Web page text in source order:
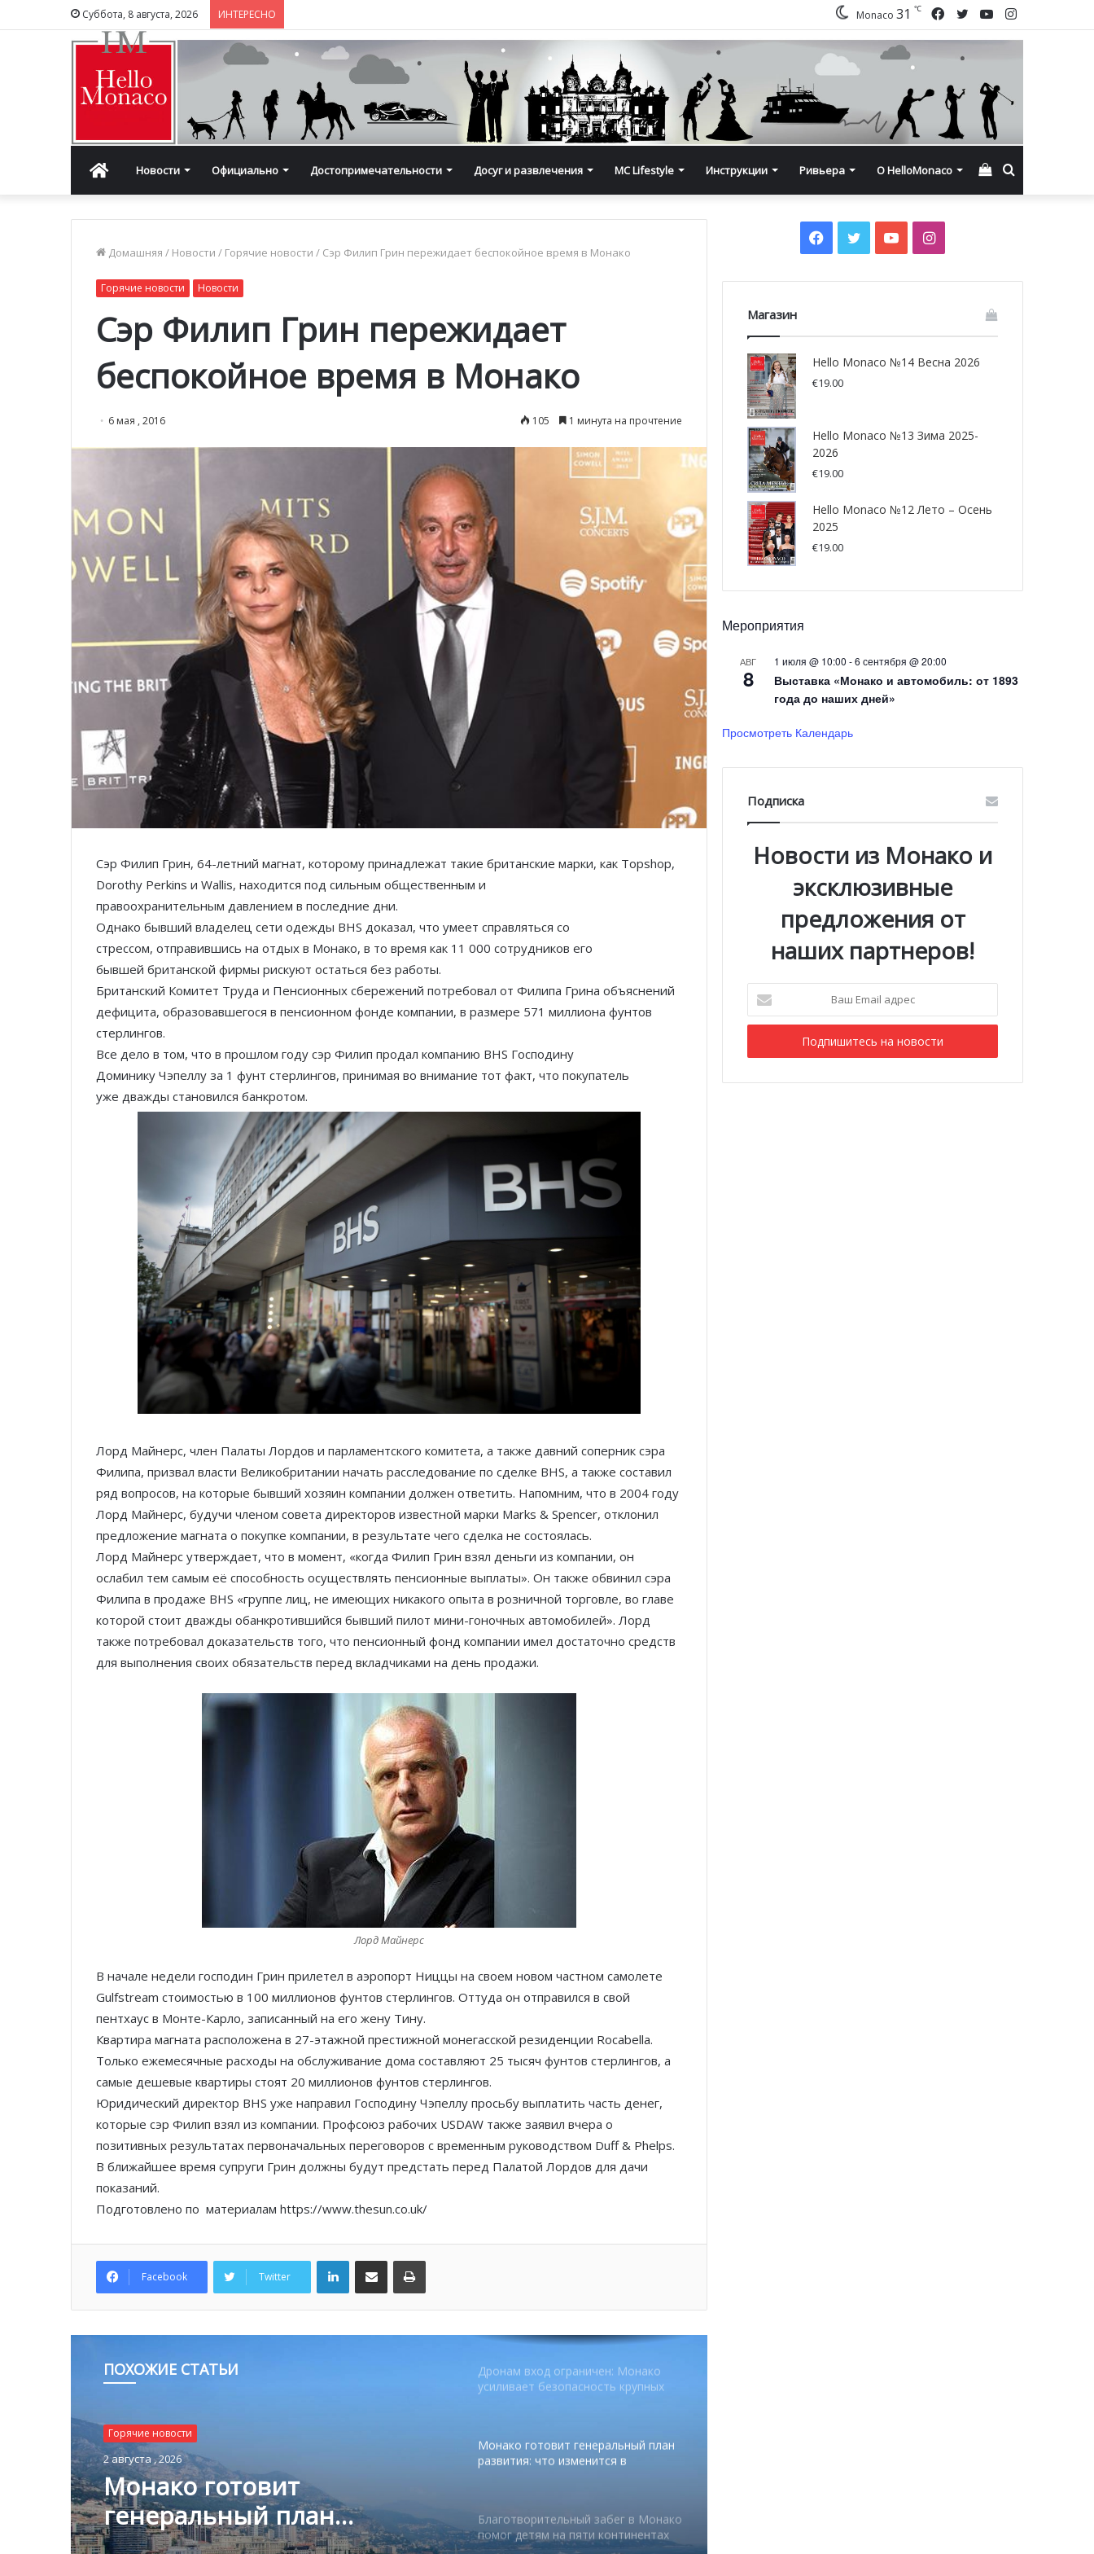
Суббота, 8 августа, 2026 ИНТЕРЕСНО Instagram
YouTube
Twitter
Facebook
Monaco 31 ℃
ГлавнаяНовости Официально Достопримечательности Досуг и развлечения MC Lifestyle Инструкции Ривьера О HelloMonaco Смотреть
Домашняя / Новости / Горячие новости / Сэр Филип Грин пережидает беспокойное время в Монако
Горячие новости Новости
Сэр Филип Грин пережидает
беспокойное время в Монако
6 мая , 2016 105 1 минута на прочтение
Сэр Филип Грин, 64­-летний магнат, которому принадлежат такие британские марки, как Topshop,
Dorothy Perkins и Wallis, находится под сильным общественным и
правоохранительным давлением в последние дни.
Однако бывший владелец сети одежды BHS доказал, что умеет справляться со
стрессом, отправившись на отдых в Монако, в то время как 11 000 сотрудников его
бывшей британской фирмы рискуют остаться без работы.
Британский Комитет Труда и Пенсионных сбережений потребовал от Филипа Грина объяснений
дефицита, образовавшегося в пенсионном фонде компании, в размере 571 миллиона фунтов
стерлингов.
Все дело в том, что в прошлом году сэр Филип продал компанию BHS Господину
Доминику Чэпеллу за 1 фунт стерлингов, принимая во внимание тот факт, что покупатель
уже дважды становился банкротом.
Лорд Майнерс, член Палаты Лордов и парламентского комитета, а также давний соперник сэра
Филипа, призвал власти Великобритании начать расследование по сделке BHS, а также составил
ряд вопросов, на которые бывший хозяин компании должен ответить. Напомним, что в 2004 году
Лорд Майнерс, будучи членом совета директоров известной марки Mаrks & Spencer, отклонил
предложение магната о покупке компании, в результате чего сделка не состоялась.
Лорд Mайнерс утверждает, что в момент, «когда Филип Грин взял деньги из компании, он
ослабил тем самым её способность осуществлять пенсионные выплаты». Он также обвинил сэра
Филипа в продаже BHS «группе лиц, не имеющих никакого опыта в розничной торговле, во главе
которой стоит дважды обанкротившийся бывший пилот мини-­гоночных автомобилей». Лорд
также потребовал доказательств того, что пенсионный фонд компании имел достаточно средств
для выполнения своих обязательств перед вкладчиками на день продажи.
Лорд Mайнерс
В начале недели господин Грин прилетел в аэропорт Ниццы на своем новом частном самолете
Gulfstream стоимостью в 100 миллионов фунтов стерлингов. Оттуда он отправился в свой
пентхаус в Монте­-Карло, записанный на его жену Тину.
Квартира магната расположена в 27­-этажной престижной монегасской резиденции Rocabella.
Только ежемесячные расходы на обслуживание дома составляют 25 тысяч фунтов стерлингов, а
самые дешевые квартиры стоят 20 миллионов фунтов стерлингов.
Юридический директор BHS уже направил Господину Чэпеллу просьбу выплатить часть денег,
которые сэр Филип взял из компании. Профсоюз рабочих USDAW также заявил вчера о
позитивных результатах первоначальных переговоров с временным руководством Duff & Phelps.
В ближайшее время супруги Грин должны будут предстать перед Палатой Лордов для дачи
показаний.
Подготовлено по материалам https://www.thesun.co.uk/
Facebook Twitter
LinkedInПоделиться по электронной почте Распечатать
ПОХОЖИЕ СТАТЬИ
Горячие новости
2 августа , 2026
Монако готовит
генеральный план
развития: что изменится в
Князь Альбер II и Принцесса
Шарль Леклер вновь в борьбе:
Ferrari набирает скорость перед
паузой
SBM и Be Safe Monaco продлили
партнёрство ради безопасных
летних ночей
FESTIVAL готовит вечер мирового
Дронам вход ограничен: Монако
усиливает безопасность крупных
Монако готовит генеральный план
развития: что изменится в
Благотворительный забег в Монако
помог детям на пяти континентах
Facebook
TwitterYouTubeInstagram
Магазин
Hello Monaco №14 Весна 2026
€19.00
Hello Monaco №13 Зима 2025-
2026
€19.00
Hello Monaco №12 Лето – Осень
2025
€19.00
Мероприятия
АВГ
8
1 июля @ 10:00 -6 сентября @ 20:00
Выставка «Монако и автомобиль: от 1893
года до наших дней»
Просмотреть Календарь
Подписка
Новости из Монако и
эксклюзивные
предложения от
наших партнеров!
Email
адрес